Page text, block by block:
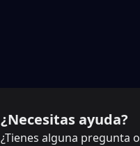
¿Necesitas ayuda?
¿Tienes alguna pregunta o